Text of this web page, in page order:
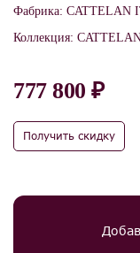
Фабрика: CATTELAN
Коллекция:
777 800 ₽
Получить скидку